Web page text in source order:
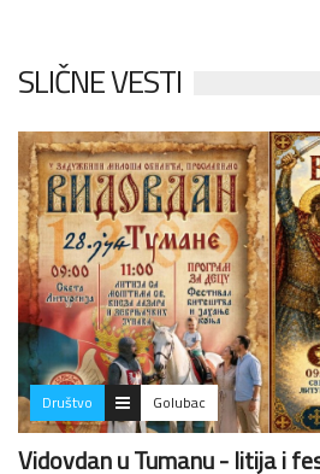
SLIČNE VESTI
Društvo Golubac
Vidovdan u Tumanu - litija i